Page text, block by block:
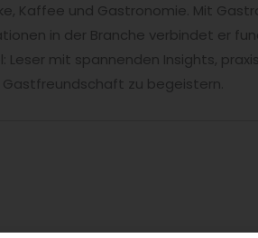
Kaffee und Gastronomie. Mit
in der Branche verbindet er
Leser mit spannenden Insights,
zu begeistern.